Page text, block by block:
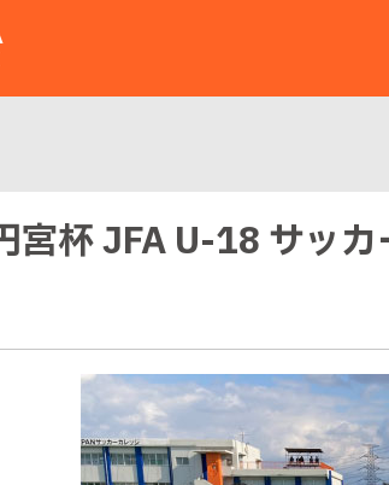
宮杯 JFA U-18 サッ